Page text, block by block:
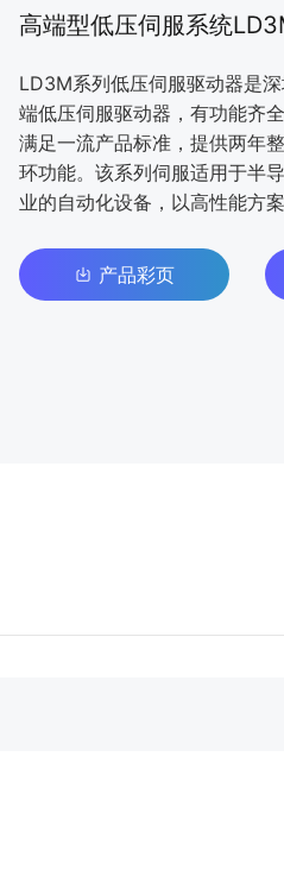
高端型低压伺服系统
LD3M系列低压伺服驱动器是
端低压伺服驱动器，有功能齐
满足一流产品标准，提供两年
环功能。该系列伺服适用于半
业的自动化设备，以高性能方
产品彩页